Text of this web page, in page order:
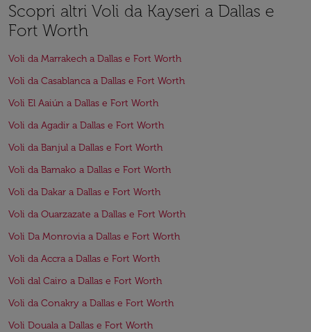
Scopri altri Voli da Kayseri a Dallas e
Fort Worth
Voli da Marrakech a Dallas e Fort Worth
Voli da Casablanca a Dallas e Fort Worth
Voli El Aaiún a Dallas e Fort Worth
Voli da Agadir a Dallas e Fort Worth
Voli da Banjul a Dallas e Fort Worth
Voli da Bamako a Dallas e Fort Worth
Voli da Dakar a Dallas e Fort Worth
Voli da Ouarzazate a Dallas e Fort Worth
Voli Da Monrovia a Dallas e Fort Worth
Voli da Accra a Dallas e Fort Worth
Voli dal Cairo a Dallas e Fort Worth
Voli da Conakry a Dallas e Fort Worth
Voli Douala a Dallas e Fort Worth